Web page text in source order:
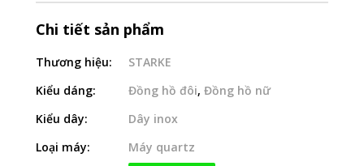
Chi tiết sản phẩm
Thương hiệu:
STARKE
Kiểu dáng:
Đồng hồ đôi, Đồng hồ nữ
Kiểu dây:
Dây inox
Loại máy:
Máy quartz